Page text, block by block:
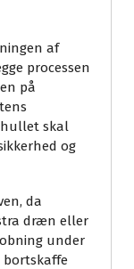
af
processen
på
skal
og
da
dræn eller
under
bortskaffe